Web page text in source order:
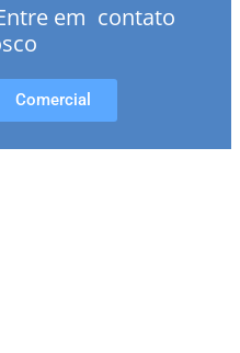
em contato
Comercial